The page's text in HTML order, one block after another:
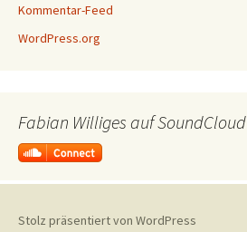
Kommentar-Feed
WordPress.org
Fabian Williges auf SoundCloud
Stolz präsentiert von WordPress